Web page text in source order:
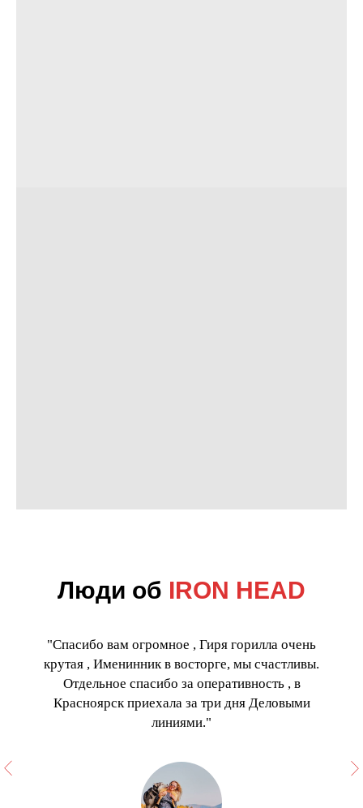
Люди об IRON HEAD
"Спасибо вам огромное , Гиря горилла очень
крутая , Именинник в восторге, мы счастливы.
Отдельное спасибо за оперативность , в
Красноярск приехала за три дня Деловыми
линиями."